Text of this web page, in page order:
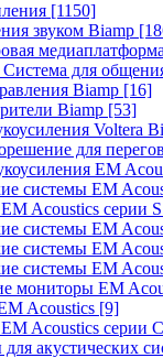
[1150]
звуком Biamp
для
Biamp [16]
Biamp [53]
Voltera
для
EM
системы EM
Acoustics серии S
системы EM
системы EM
системы EM
мониторы EM
Acoustics [9]
Acoustics серии
акустических